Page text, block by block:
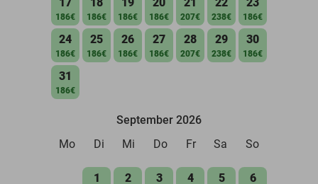
186€ 186€ 186€ 186€ 207€ 238€ 186€
24
186€
25
186€
26
186€
27
186€
28
207€
29
238€
30
186€
31
186€
September 2026
Mo
Di Mi Do Fr Sa So
1 2 3 4 5 6